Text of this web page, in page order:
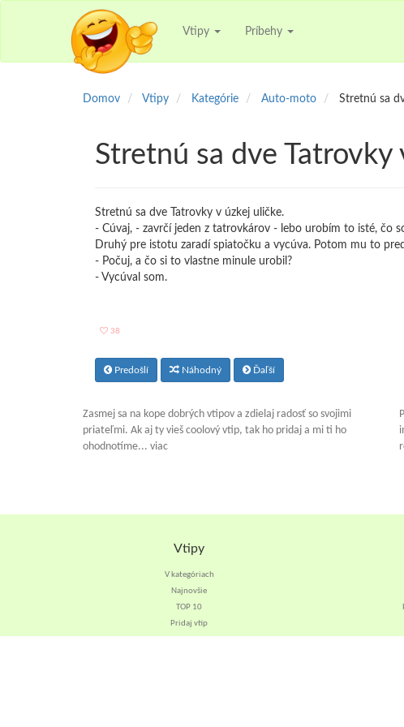
Vtipy Príbehy
Domov Vtipy Kategórie Auto-moto Stretnú sa
Stretnú sa dve Tatrovky
Stretnú sa dve Tatrovky v úzkej uličke.
- Cúvaj, - zavrčí jeden z tatrovkárov - lebo urobím to isté, čo
Druhý pre istotu zaradí spiatočku a vycúva. Potom mu to
- Počuj, a čo si to vlastne minule urobil?
- Vycúval som.
38
Predošlí Náhodný Ďaľší
Zasmej sa na kope dobrých vtipov a zdielaj radosť so svojimi
priateľmi. Ak aj ty vieš coolový vtip, tak ho pridaj a mi ti ho
ohodnotíme... viac
Vtipy
V kategóriach
Najnovšie
TOP 10
Pridaj vtip